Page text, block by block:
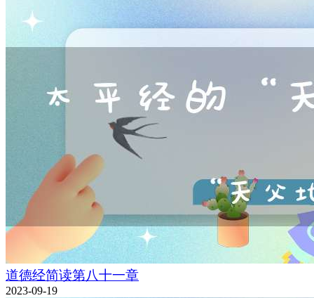
道德经简读第八十一章
2023-09-19